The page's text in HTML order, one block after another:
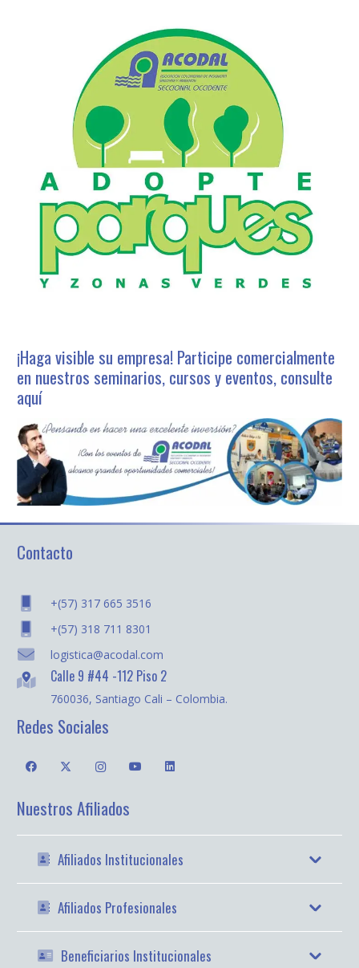
¡Haga visible su empresa! Participe comercialmente
en nuestros seminarios, cursos y eventos, consulte
aquí
Contacto
+(57) 317 665 3516
+(57) 318 711 8301
logistica@acodal.com
Calle 9 #44 -112 Piso 2
760036, Santiago Cali – Colombia.
Redes Sociales
Nuestros Afiliados
Afiliados Institucionales
Afiliados Profesionales
Beneficiarios Institucionales